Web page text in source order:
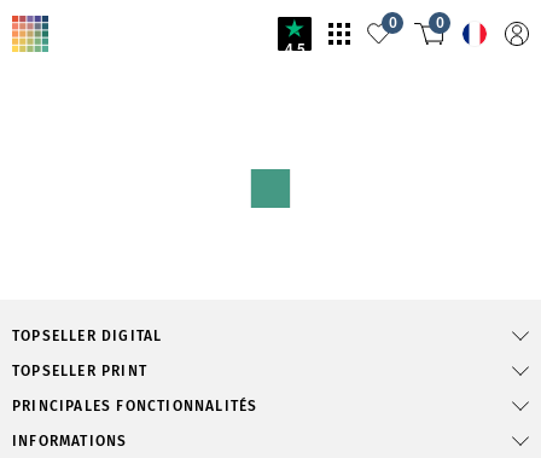
4.5
0 0
TOPSELLER DIGITAL
TOPSELLER PRINT
PRINCIPALES FONCTIONNALITÉS
INFORMATIONS